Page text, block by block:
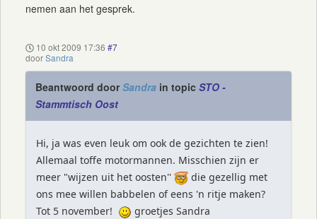
nemen aan het gesprek.
10 okt 2009 17:36 #7
doorSandra
Beantwoord doorSandra in topic STO -
Stammtisch Oost
Hi, ja was even leuk om ook de gezichten te zien!
Allemaal toffe motormannen. Misschien zijn er
meer "wijzen uit het oosten''
die gezellig met
ons mee willen babbelen of eens 'n ritje maken?
Tot 5 november!
groetjes Sandra